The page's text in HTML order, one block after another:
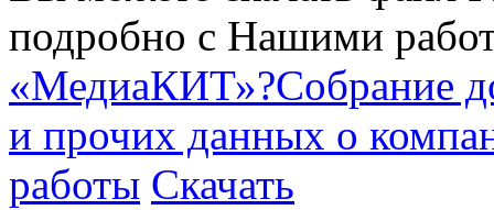
подробно с Нашими
«МедиаКИТ»?Собрание
и прочих данных о
работы Скачать